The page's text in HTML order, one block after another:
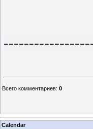
Всего комментариев: 0
Calendar